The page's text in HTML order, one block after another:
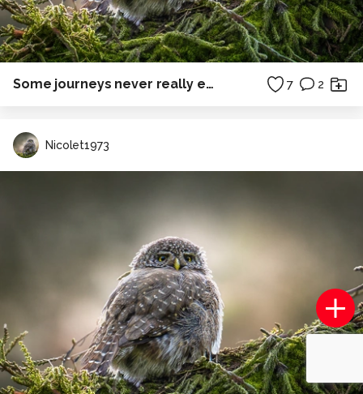
Some journeys never really end. 7 2
Nicolet1973